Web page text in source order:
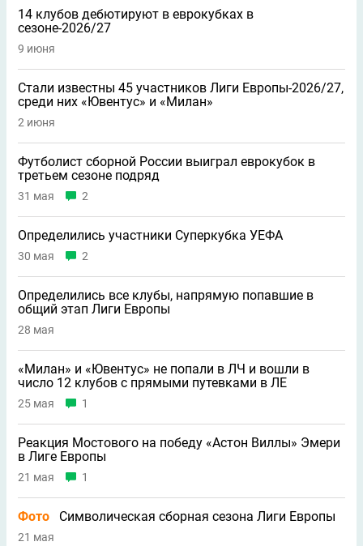
14 клубов дебютируют в еврокубках в
сезоне-2026/27
9 июня
Стали известны 45 участников Лиги Европы-2026/27,
среди них «Ювентус» и «Милан»
2 июня
Футболист сборной России выиграл еврокубок в
третьем сезоне подряд
31 мая 2
Определились участники Суперкубка УЕФА
30 мая 2
Определились все клубы, напрямую попавшие в
общий этап Лиги Европы
28 мая
«Милан» и «Ювентус» не попали в ЛЧ и вошли в
число 12 клубов с прямыми путевками в ЛЕ
25 мая 1
Реакция Мостового на победу «Астон Виллы» Эмери
в Лиге Европы
21 мая 1
Фото Символическая сборная сезона Лиги Европы
21 мая